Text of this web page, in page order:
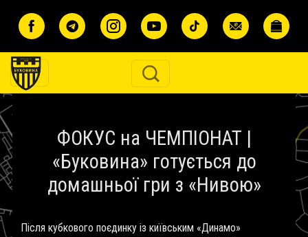
ФОКУС на ЧЕМПІОНАТ |
«Буковина» готується до
домашньої гри з «Нивою»
Після кубкового поєдинку із київським «Динамо»